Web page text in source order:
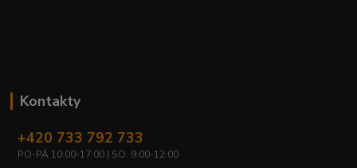
Kontakty
+420 733 792 733
PO-PÁ 10:00-17:00 | SO: 9:00-12:00